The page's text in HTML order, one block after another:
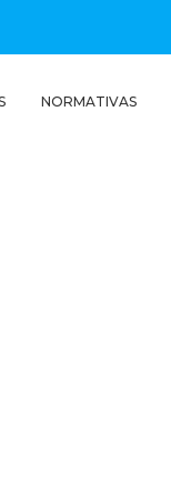
NORMATIVAS